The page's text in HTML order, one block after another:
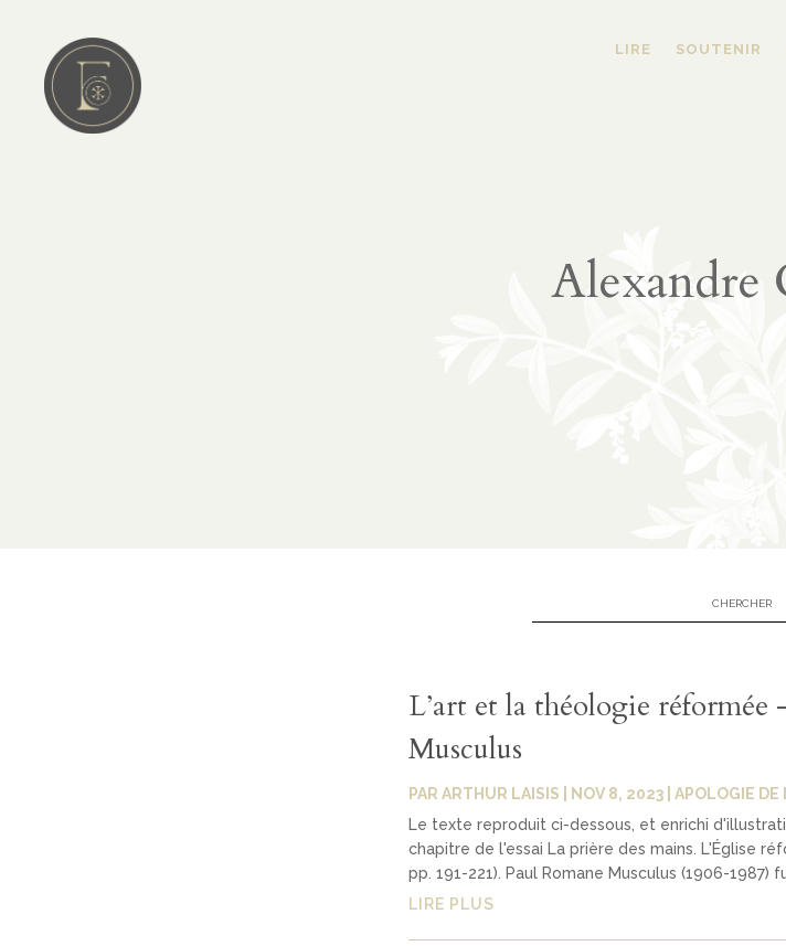
LIRE SOUTENIR
Alexandre
L’art et la théologie réformée
Musculus
PAR ARTHUR LAISIS NOV 8, 2023| APOLOGIE DE
Le texte reproduit ci-dessous, et enrichi
chapitre de l'essai La prière des mains. L'Église
pp. 191-221). Paul Romane Musculus (1906-1987)
LIRE PLUS